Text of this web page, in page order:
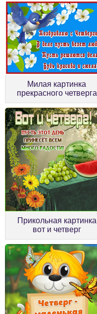
Милая картинка
прекрасного четверга
Прикольная картинка
вот и четверг